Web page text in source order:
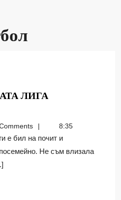
ЛИГА
8:35
Не съм влизала